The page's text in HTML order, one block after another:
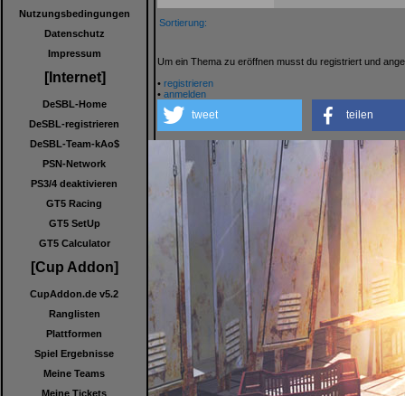
Nutzungsbedingungen
Datenschutz
Impressum
[Internet]
DeSBL-Home
DeSBL-registrieren
DeSBL-Team-kAo$
PSN-Network
PS3/4 deaktivieren
GT5 Racing
GT5 SetUp
GT5 Calculator
[Cup Addon]
CupAddon.de v5.2
Ranglisten
Plattformen
Spiel Ergebnisse
Meine Teams
Meine Tickets
Sortierung:
Um ein Thema zu eröffnen musst du registriert und
• registrieren
• anmelden
tweet teilen